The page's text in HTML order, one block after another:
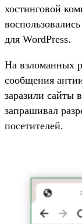
хостинговой
для WordPress.
На взломанных
сообщения
заразили сайты
запрашивал
посетителей.